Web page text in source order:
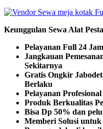
Keunggulan Sewa Alat
Pelayanan Full 24 Jam
Jangkauan
Sekitarnya
Gratis Ongkir
Berlaku
Pelayanan
Produk Berkualitas
Bisa Dp 50% dan
Memberi Solusi untuk